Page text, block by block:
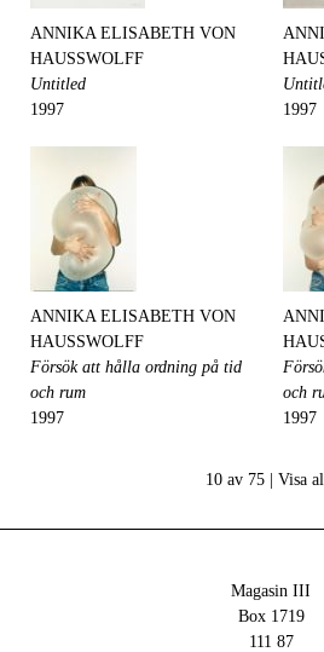
ANNIKA ELISABETH VON
HAUSSWOLFF
Untitled
1997
1997
ANNIKA ELISABETH VON
HAUSSWOLFF
Försök att hålla ordning på tid
och rum
1997
och
1997
10 av 75 | Visa
Magasin III
Box 1719
111 87